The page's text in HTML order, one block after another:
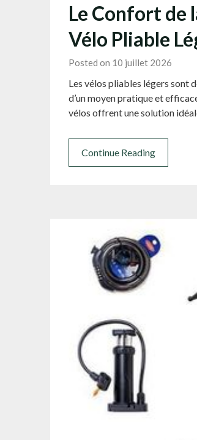
Le Confort de
Vélo Pliable
Posted on 10 juillet 2026
Les vélos pliables légers sont
d’un moyen pratique et
vélos offrent une solution
Continue Reading